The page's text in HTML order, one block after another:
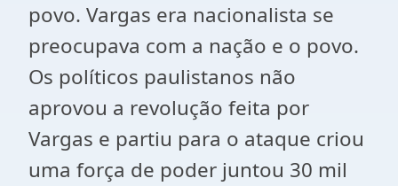
povo. Vargas era nacionalista se
preocupava com a nação e o povo.
Os políticos paulistanos não
aprovou a revolução feita por
Vargas e partiu para o ataque criou
uma força de poder juntou 30 mil